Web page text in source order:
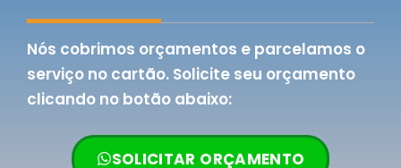
Nós cobrimos orçamentos e parcelamos o
serviço no cartão. Solicite seu orçamento
clicando no botão abaixo:
SOLICITAR ORÇAMENTO